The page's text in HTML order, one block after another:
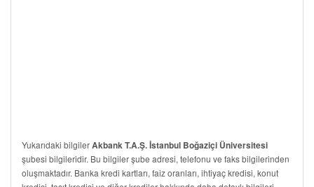
Yukarıdaki bilgilerAkbank T.A.Ş. İstanbul Boğaziçi Üniversitesi
şubesi bilgileridir. Bu bilgiler şube adresi, telefonu ve faks bilgilerinden
oluşmaktadır. Banka kredi kartları, faiz oranları, ihtiyaç kredisi, konut